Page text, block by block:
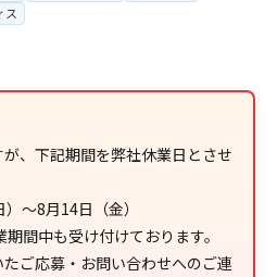
ス
、下記期間を弊社休業日とさせ
～8月14日（金）
間中も受け付けております。
ご応募・お問い合わせへのご連